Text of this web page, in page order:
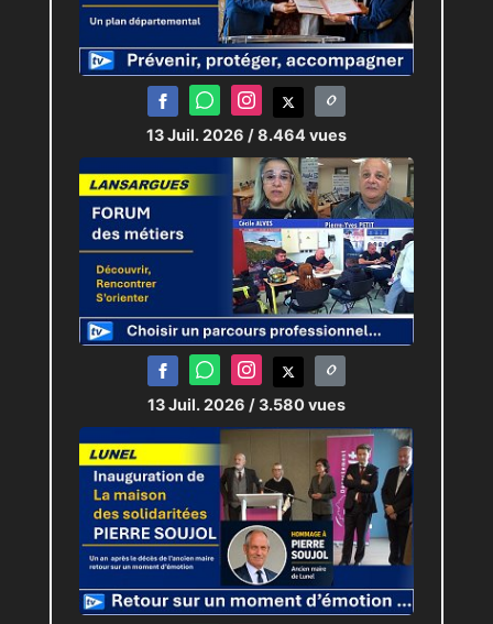
13 Juil. 2026 / 8.464 vues
13 Juil. 2026 / 3.580 vues